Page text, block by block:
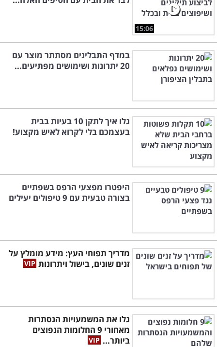
15:06
במדף התבלינים מסתתר מוצר עם
20 יתרונות ושימושים מפתיעים...
גלו איך לתקן 10 בעיות בבית
בעצמכם בלי לקרוא לאיש מקצוע!
היפטרו מפצעי הרפס בשפתיים
בצורה טבעית עם 9 טיפולים יעילים
מדריך תפוחי העץ: מידע מומלץ על
זנים שונים, בישול ויתרונות
גלו את המשמעויות הנסתרות
מאחורי 9 החלומות הנפוצים
ביותר...